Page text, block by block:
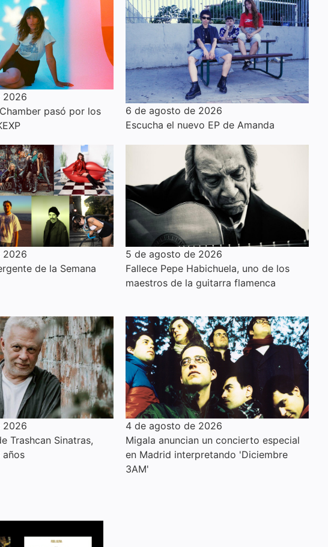
2026
pasó por los
6 de agosto de 2026
Escucha el nuevo EP de Amanda
2026
de la Semana
5 de agosto de 2026
Fallece Pepe Habichuela, uno de los
maestros de la guitarra flamenca
2026
Trashcan Sinatras,
4 de agosto de 2026
Migala anuncian un concierto especial
en Madrid interpretando 'Diciembre
3AM'